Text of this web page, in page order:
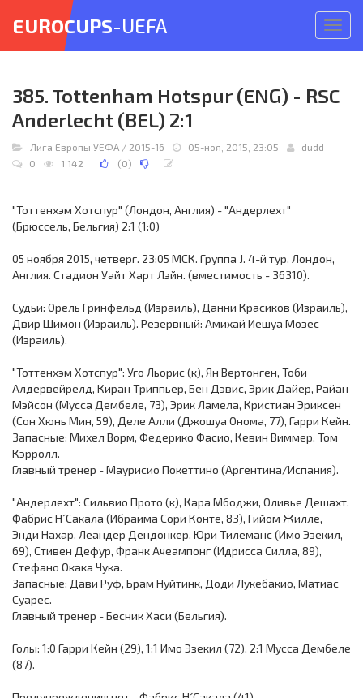
меню
EUROCUPS-UEFA
385. Tottenham Hotspur (ENG) - RSC
Anderlecht (BEL) 2:1
Лига Европы УЕФА / 2015-16 05-ноя, 2015, 23:05
dudd
0
1 142 (0)
"Тоттенхэм Хотспур" (Лондон, Англия) - "Андерлехт"
(Брюссель, Бельгия) 2:1 (1:0)
05 ноября 2015, четверг. 23:05 МСК. Группа J. 4-й тур. Лондон,
Англия. Стадион Уайт Харт Лэйн. (вместимость - 36310).
Судьи: Орель Гринфельд (Израиль), Данни Красиков (Израиль),
Двир Шимон (Израиль). Резервный: Амихай Иешуа Мозес
(Израиль).
"Тоттенхэм Хотспур": Уго Льорис (к), Ян Вертонген, Тоби
Алдервейрелд, Киран Триппьер, Бен Дэвис, Эрик Дайер, Райан
Мэйсон (Мусса Дембеле, 73), Эрик Ламела, Кристиан Эриксен
(Сон Хюнь Мин, 59), Деле Алли (Джошуа Онома, 77), Гарри Кейн.
Запасные: Михел Ворм, Федерико Фасио, Кевин Виммер, Том
Кэрролл.
Главный тренер - Мауриcио Покеттино (Аргентина/Испания).
"Андерлехт": Сильвио Прото (к), Кара Мбоджи, Оливье Дешахт,
Фабрис Н´Сакала (Ибраима Сори Конте, 83), Гийом Жилле,
Энди Нахар, Леандер Дендонкер, Юри Тилеманс (Имо Эзекил,
69), Стивен Дефур, Франк Ачеампонг (Идрисса Силла, 89),
Стефано Окака Чука.
Запасные: Дави Руф, Брам Нуйтинк, Доди Лукебакио, Матиас
Суарес.
Главный тренер - Бесник Хаси (Бельгия).
Голы: 1:0 Гарри Кейн (29), 1:1 Имо Эзекил (72), 2:1 Мусса Дембеле
(87).